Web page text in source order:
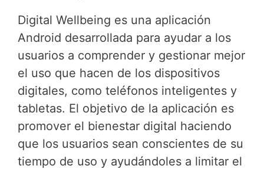
Digital Wellbeing es una aplicación
Android desarrollada para ayudar a los
usuarios a comprender y gestionar mejor
el uso que hacen de los dispositivos
digitales, como teléfonos inteligentes y
tabletas. El objetivo de la aplicación es
promover el bienestar digital haciendo
que los usuarios sean conscientes de su
tiempo de uso y ayudándoles a limitar el